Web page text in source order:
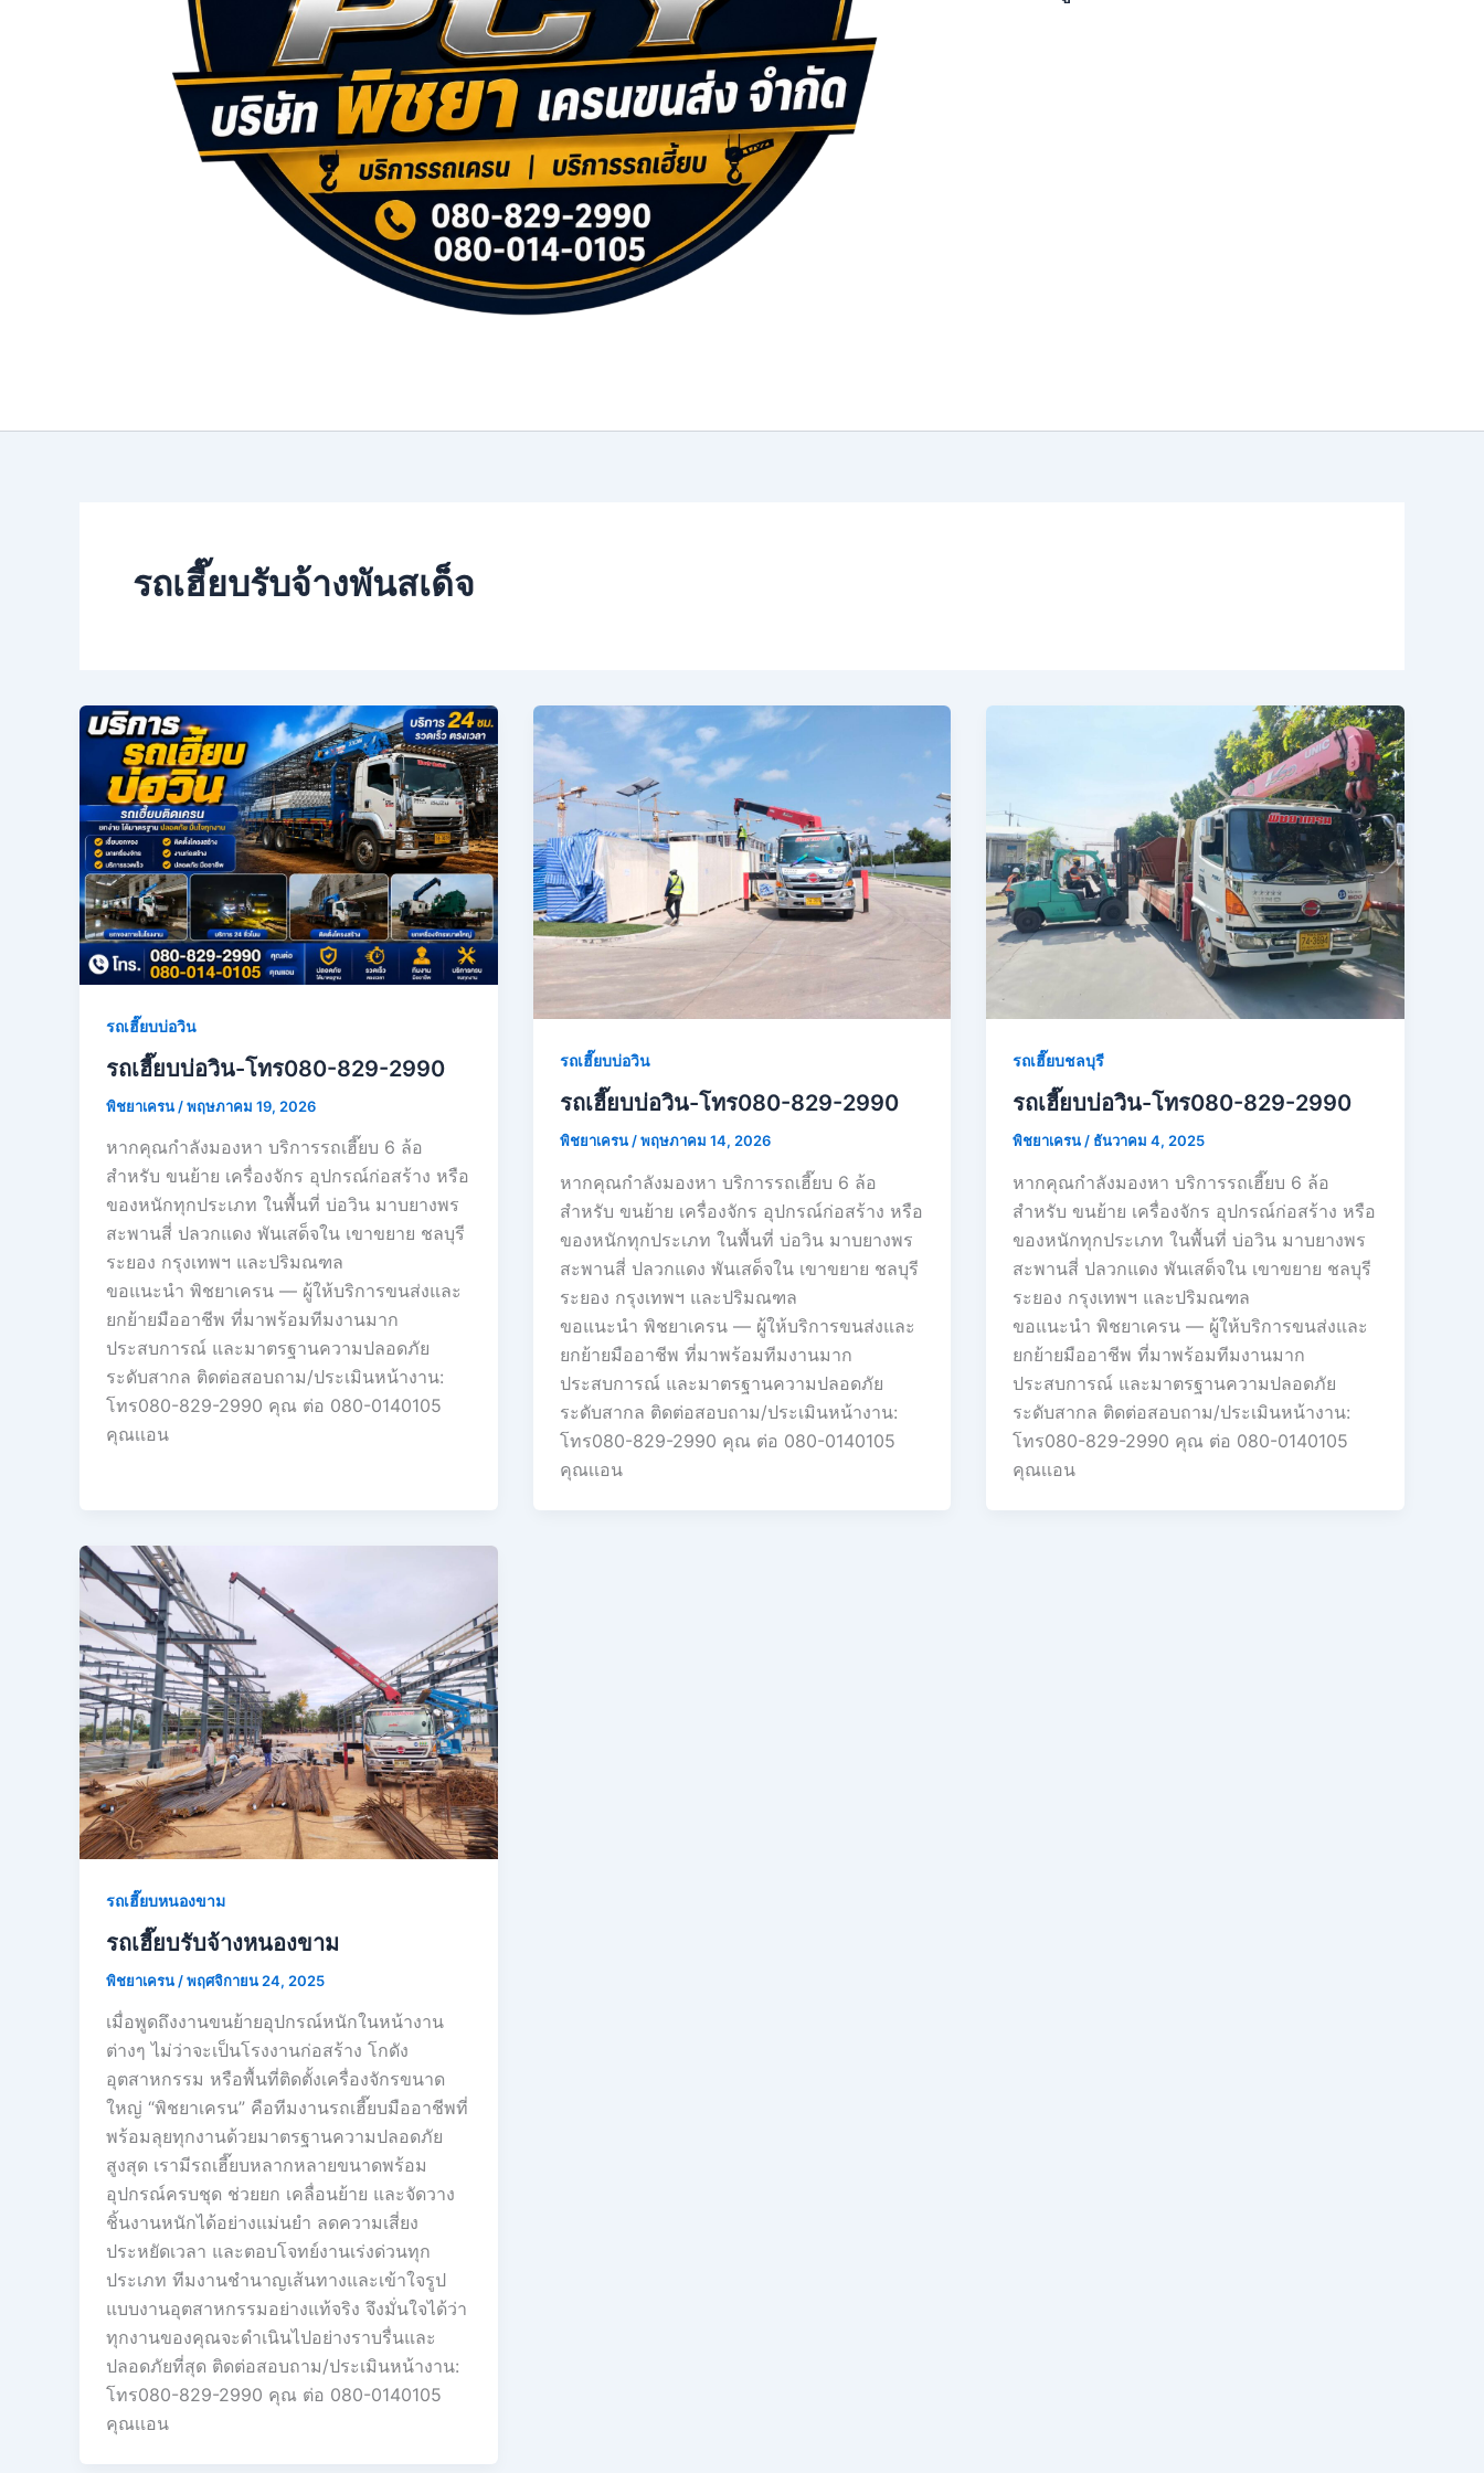
รถเฮี๊ยบรับจ้างพันสเด็จ
รถเฮี๊ยบบ่อวิน
รถเฮี๊ยบบ่อวิน-โทร080-829-2990
พิชยาเครน /พฤษภาคม 19, 2026
หากคุณกำลังมองหา บริการรถเฮี๊ยบ 6 ล้อ
สำหรับ ขนย้าย เครื่องจักร อุปกรณ์ก่อสร้าง หรือ
ของหนักทุกประเภท ในพื้นที่ บ่อวิน มาบยางพร
สะพานสี่ ปลวกแดง พันเสด็จใน เขาขยาย ชลบุรี
ระยอง กรุงเทพฯ และปริมณฑล
ขอแนะนำ พิชยาเครน — ผู้ให้บริการขนส่งและ
ยกย้ายมืออาชีพ ที่มาพร้อมทีมงานมาก
ประสบการณ์ และมาตรฐานความปลอดภัย
ระดับสากล ติดต่อสอบถาม/ประเมินหน้างาน:
โทร080-829-2990 คุณ ต่อ 080-0140105
คุณเเอน
รถเฮี๊ยบบ่อวิน
รถเฮี๊ยบบ่อวิน-โทร080-829-2990
พิชยาเครน/พฤษภาคม 14, 2026
หากคุณกำลังมองหา บริการรถเฮี๊ยบ 6 ล้อ
สำหรับ ขนย้าย เครื่องจักร อุปกรณ์ก่อสร้าง หรือ
ของหนักทุกประเภท ในพื้นที่ บ่อวิน มาบยางพร
สะพานสี่ ปลวกแดง พันเสด็จใน เขาขยาย ชลบุรี
ระยอง กรุงเทพฯ และปริมณฑล
ขอแนะนำ พิชยาเครน — ผู้ให้บริการขนส่งและ
ยกย้ายมืออาชีพ ที่มาพร้อมทีมงานมาก
ประสบการณ์ และมาตรฐานความปลอดภัย
ระดับสากล ติดต่อสอบถาม/ประเมินหน้างาน:
โทร080-829-2990 คุณ ต่อ 080-0140105
คุณเเอน
รถเฮี๊ยบชลบุรี
รถเฮี๊ยบบ่อวิน-โทร080-829-2990
พิชยาเครน/ ธันวาคม 4, 2025
หากคุณกำลังมองหา บริการรถเฮี๊ยบ 6 ล้อ
สำหรับ ขนย้าย เครื่องจักร อุปกรณ์ก่อสร้าง หรือ
ของหนักทุกประเภท ในพื้นที่ บ่อวิน มาบยางพร
สะพานสี่ ปลวกแดง พันเสด็จใน เขาขยาย ชลบุรี
ระยอง กรุงเทพฯ และปริมณฑล
ขอแนะนำ พิชยาเครน — ผู้ให้บริการขนส่งและ
ยกย้ายมืออาชีพ ที่มาพร้อมทีมงานมาก
ประสบการณ์ และมาตรฐานความปลอดภัย
ระดับสากล ติดต่อสอบถาม/ประเมินหน้างาน:
โทร080-829-2990 คุณ ต่อ 080-0140105
คุณเเอน
รถเฮี๊ยบหนองขาม
รถเฮี๊ยบรับจ้างหนองขาม
พิชยาเครน /พฤศจิกายน 24, 2025
เมื่อพูดถึงงานขนย้ายอุปกรณ์หนักในหน้างาน
ต่างๆ ไม่ว่าจะเป็นโรงงานก่อสร้าง โกดัง
อุตสาหกรรม หรือพื้นที่ติดตั้งเครื่องจักรขนาด
ใหญ่ “พิชยาเครน” คือทีมงานรถเฮี๊ยบมืออาชีพที่
พร้อมลุยทุกงานด้วยมาตรฐานความปลอดภัย
สูงสุด เรามีรถเฮี๊ยบหลากหลายขนาดพร้อม
อุปกรณ์ครบชุด ช่วยยก เคลื่อนย้าย และจัดวาง
ชิ้นงานหนักได้อย่างแม่นยำ ลดความเสี่ยง
ประหยัดเวลา และตอบโจทย์งานเร่งด่วนทุก
ประเภท ทีมงานชำนาญเส้นทางและเข้าใจรูป
แบบงานอุตสาหกรรมอย่างแท้จริง จึงมั่นใจได้ว่า
ทุกงานของคุณจะดำเนินไปอย่างราบรื่นและ
ปลอดภัยที่สุด ติดต่อสอบถาม/ประเมินหน้างาน:
โทร080-829-2990 คุณ ต่อ 080-0140105
คุณเเอน